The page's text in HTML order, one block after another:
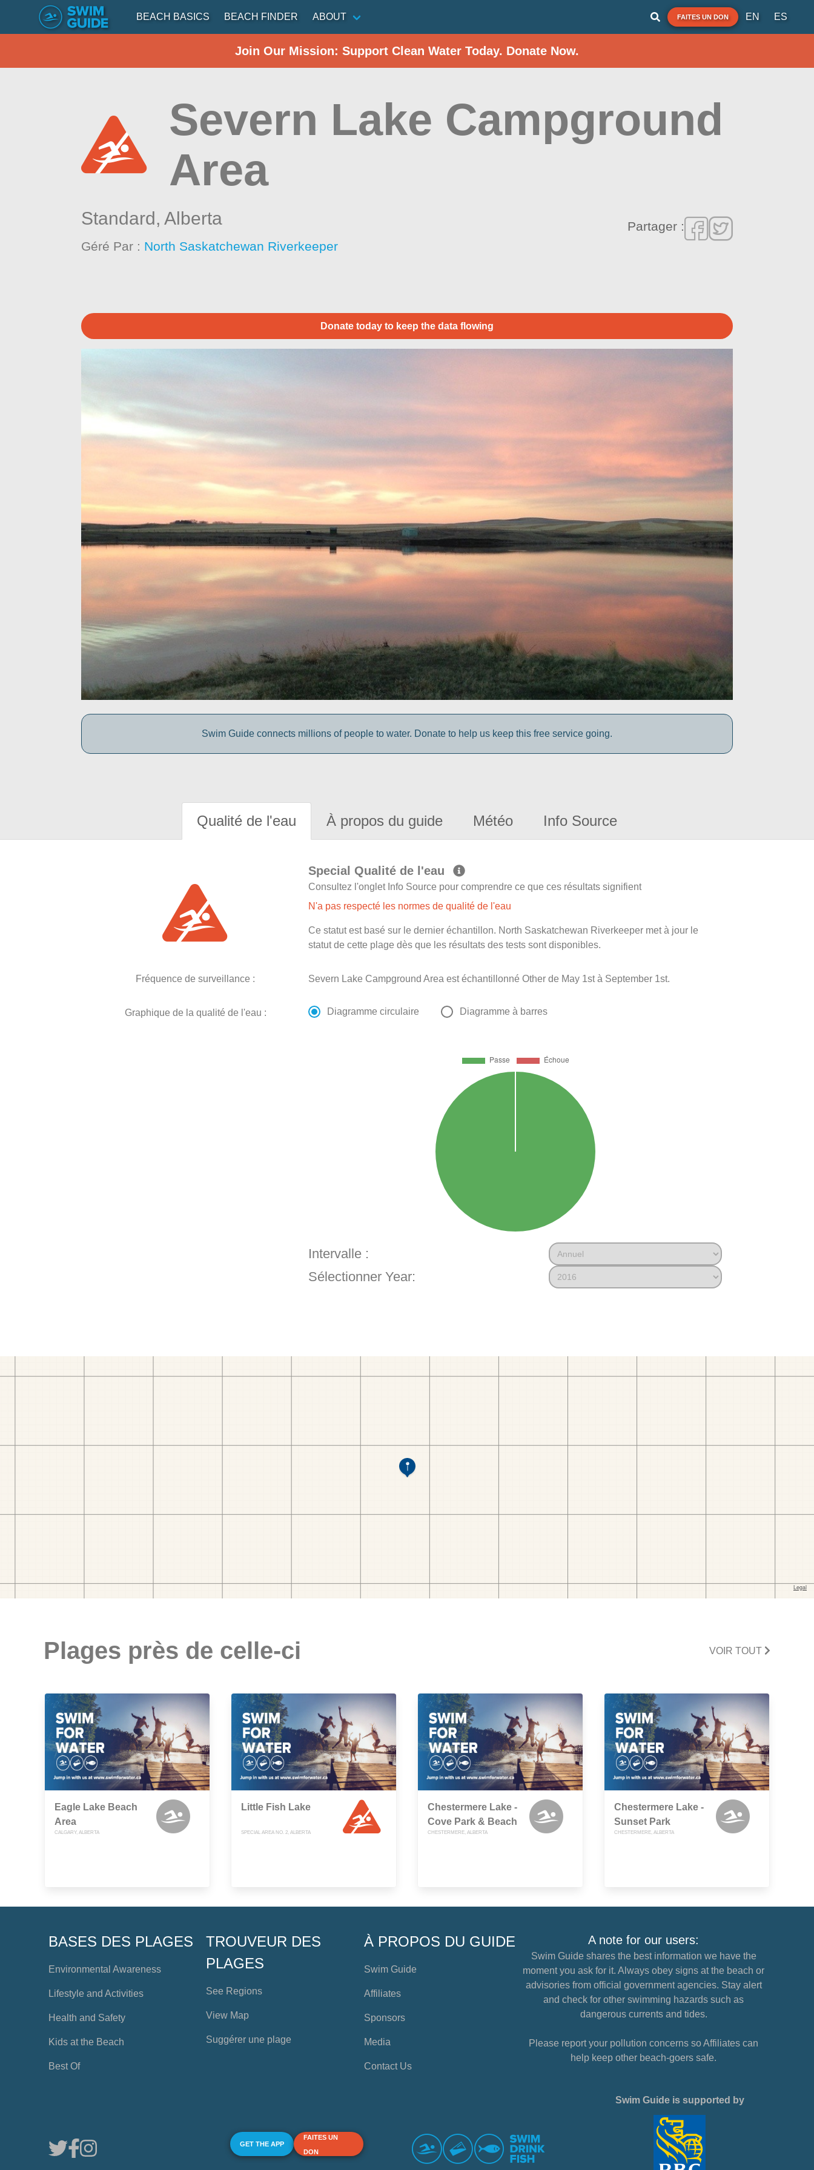
BEACH BASICS BEACH FINDER ABOUT FAITES UN DON EN ES
Join Our Mission: Support Clean Water Today. Donate Now.
Severn Lake Campground
Area
Standard,Alberta
Géré Par : North Saskatchewan Riverkeeper
Partager :
Donate today to keep the data flowing
Swim Guide connects millions of people to water. Donate to help us keep this free service going.
Qualité de l'eau À propos du guide Météo Info Source
Special Qualité de l'eau
Consultez l'onglet Info Source pour comprendre ce que ces résultats signifient
N'a pas respecté les normes de qualité de l'eau
Ce statut est basé sur le dernier échantillon. North Saskatchewan Riverkeeper met à jour le
statut de cette plage dès que les résultats des tests sont disponibles.
Fréquence de surveillance : Severn Lake Campground Area est échantillonné Other de May 1st à September 1st.
Graphique de la qualité de l'eau : Diagramme circulaire Diagramme à barres
Intervalle :
Sélectionner Year:
Plages près de celle-ci VOIR TOUT
Eagle Lake Beach
Area
CALGARY, ALBERTA
Little Fish Lake
SPECIAL AREA NO. 2, ALBERTA
Chestermere Lake -
Cove Park & Beach
CHESTERMERE, ALBERTA
Chestermere Lake -
Sunset Park
CHESTERMERE, ALBERTA
BASES DES PLAGES
Environmental Awareness
Lifestyle and Activities
Health and Safety
Kids at the Beach
Best Of
TROUVEUR DES
PLAGES
See Regions
View Map
Suggérer une plage
À PROPOS DU GUIDE
Swim Guide
Affiliates
Sponsors
Media
Contact Us
A note for our users:
Swim Guide shares the best information we have the
moment you ask for it. Always obey signs at the beach or
advisories from official government agencies. Stay alert
and check for other swimming hazards such as
dangerous currents and tides.
Please report your pollution concerns so Affiliates can
help keep other beach-goers safe.
GET THE APP
FAITES UN
DON
Swim Guide is supported by